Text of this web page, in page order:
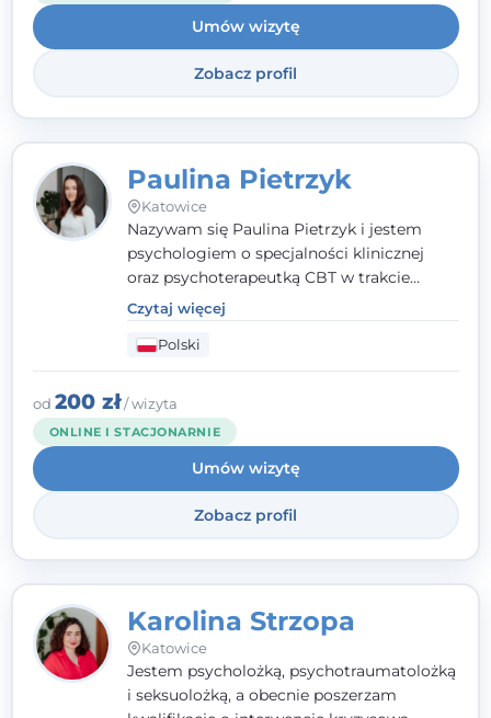
Umów wizytę
Zobacz profil
Paulina Pietrzyk
Katowice
Nazywam się Paulina Pietrzyk i jestem
psychologiem o specjalności klinicznej
oraz psychoterapeutką CBT w trakcie
szkolenia. Pracuję z dorosłymi, którzy
szukają wsparcia w trudnych momentach -
w obliczu lęku, przewlekłego stresu,
natłoku myśli, obniżonego nastroju,
wypalenia czy kryzysu, a także po prostu
chcą lepiej poznać siebie.
Czytaj więcej
Polski
od 200 zł/ wizyta
ONLINE I STACJONARNIE
Umów wizytę
Zobacz profil
Karolina Strzopa
Katowice
Jestem psycholożką, psychotraumatolożką
i seksuolożką, a obecnie poszerzam